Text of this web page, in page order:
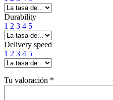
Durability
1 2 3 4 5
Delivery speed
1 2 3 4 5
Tu valoración *